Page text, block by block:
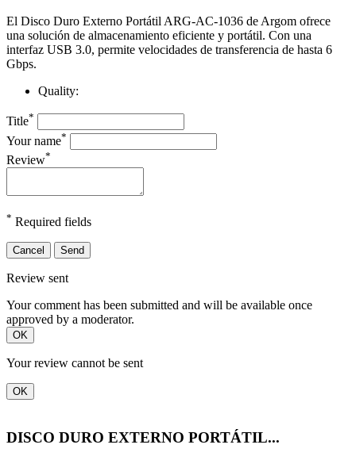
El Disco Duro Externo Portátil ARG-AC-1036 de Argom ofrece
una solución de almacenamiento eficiente y portátil. Con una
interfaz USB 3.0, permite velocidades de transferencia de hasta 6
Gbps.
Quality:
Title*
Your name*
Review*
* Required fields
Cancel Send
Review sent
Your comment has been submitted and will be available once
approved by a moderator.
OK
Your review cannot be sent
OK
DISCO DURO EXTERNO PORTÁTIL...